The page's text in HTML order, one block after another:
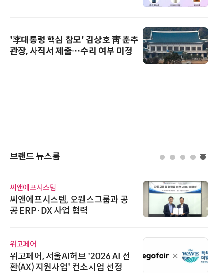
'李대통령 핵심 참모' 김상호 靑 춘추
관장, 사직서 제출…수리 여부 미정
브랜드 뉴스룸
씨앤에프시스템
씨앤에프시스템, 오웬스그룹과 공
공 ERP·DX 사업 협력
위고페어
위고페어, 서울AI허브 '2026 AI 전
환(AX) 지원사업' 컨소시엄 선정